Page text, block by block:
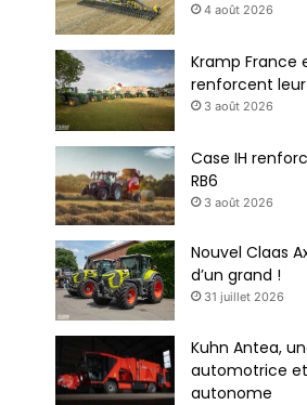
4 août 2026
Kramp France
renforcent
3 août 2026
Case IH
RB6
3 août 2026
Nouvel Claas
d’un grand !
31 juillet 2026
Kuhn Antea,
automotrice
autonome